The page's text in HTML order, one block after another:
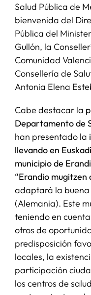
Salud Pública de
bienvenida del
Pública del
Gullón, la
Comunidad
Consellería de
Antonia Elena
Cabe destacar la
Departamento de
han presentado la
llevando en
municipio de
“Erandio mugitzen
adaptará la buena
(Alemania). Este
teniendo en
otros de
predisposición
locales, la
participación
los centros de